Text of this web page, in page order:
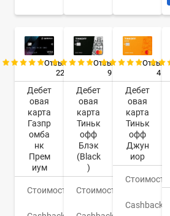
Отзывы:
22
Дебет
овая
карта
Газпр
омба
нк
Прем
иум
Стоимость
Отзывы:
9
Дебет
овая
карта
Тиньк
офф
Блэк
(Black
)
Стоимость
руб.
4
Дебет
овая
карта
Тиньк
офф
Джун
иор
Стоимость
Cashback